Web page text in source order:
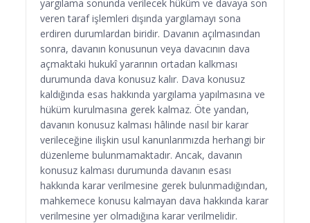
yargılama sonunda verilecek hüküm ve davaya son
veren taraf işlemleri dışında yargılamayı sona
erdiren durumlardan biridir. Davanın açılmasından
sonra, davanın konusunun veya davacının dava
açmaktaki hukukî yararının ortadan kalkması
durumunda dava konusuz kalır. Dava konusuz
kaldığında esas hakkında yargılama yapılmasına ve
hüküm kurulmasına gerek kalmaz. Öte yandan,
davanın konusuz kalması hâlinde nasıl bir karar
verileceğine ilişkin usul kanunlarımızda herhangi bir
düzenleme bulunmamaktadır. Ancak, davanın
konusuz kalması durumunda davanın esası
hakkında karar verilmesine gerek bulunmadığından,
mahkemece konusu kalmayan dava hakkında karar
verilmesine yer olmadığına karar verilmelidir.